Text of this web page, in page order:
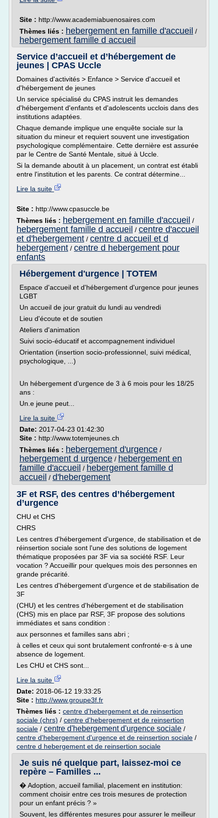
Site : http://www.academiabuenosaires.com
Thèmes liés : hebergement en famille d'accueil /
hebergement famille d accueil
Service d’accueil et d’hébergement de
jeunes | CPAS Uccle
Domaines d'activités > Enfance > Service d'accueil et
d'hébergement de jeunes
Un service spécialisé du CPAS instruit les demandes
d'hébergement d'enfants et d'adolescents ucclois dans des
institutions adaptées.
Chaque demande implique une enquête sociale sur la
situation du mineur et requiert souvent une investigation
psychologique complémentaire. Cette dernière est assurée
par le Centre de Santé Mentale, situé à Uccle.
Si la demande aboutit à un placement, un contrat est établi
entre l'institution et les parents. Ce contrat détermine...
Lire la suite
Site : http://www.cpasuccle.be
Thèmes liés : hebergement en famille d'accueil /
hebergement famille d accueil / centre d'accueil
et d'hebergement / centre d accueil et d
hebergement / centre d hebergement pour
enfants
Hébergement d'urgence | TOTEM
Espace d'accueil et d'hébergement d'urgence pour jeunes
LGBT
Un accueil de jour gratuit du lundi au vendredi
Lieu d'écoute et de soutien
Ateliers d'animation
Suivi socio-éducatif et accompagnement individuel
Orientation (insertion socio-professionnel, suivi médical,
psychologique, ...)
Un hébergement d'urgence de 3 à 6 mois pour les 18/25
ans :
Un.e jeune peut...
Lire la suite
Date: 2017-04-23 01:42:30
Site : http://www.totemjeunes.ch
Thèmes liés : hebergement d'urgence /
hebergement d urgence / hebergement en
famille d'accueil / hebergement famille d
accueil / d'hebergement
3F et RSF, des centres d’hébergement
d’urgence
CHU et CHS
CHRS
Les centres d'hébergement d'urgence, de stabilisation et de
réinsertion sociale sont l'une des solutions de logement
thématique proposées par 3F via sa société RSF. Leur
vocation ? Accueillir pour quelques mois des personnes en
grande précarité.
Les centres d'hébergement d'urgence et de stabilisation de
3F
(CHU) et les centres d'hébergement et de stabilisation
(CHS) mis en place par RSF, 3F propose des solutions
immédiates et sans condition :
aux personnes et familles sans abri ;
à celles et ceux qui sont brutalement confronté·e·s à une
absence de logement.
Les CHU et CHS sont...
Lire la suite
Date: 2018-06-12 19:33:25
Site : http://www.groupe3f.fr
Thèmes liés : centre d'hebergement et de reinsertion
sociale (chrs) / centre d'hebergement et de reinsertion
sociale / centre d'hebergement d'urgence sociale /
centre d'hebergement d'urgence et de reinsertion sociale /
centre d hebergement et de reinsertion sociale
Je suis né quelque part, laissez-moi ce
repère – Familles ...
� Adoption, accueil familial, placement en institution:
comment choisir entre ces trois mesures de protection
pour un enfant précis ? »
Souvent, les différentes mesures pour assurer le meilleur